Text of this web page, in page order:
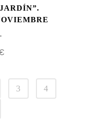
3 4